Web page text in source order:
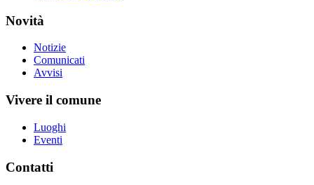
Novità
Notizie
Comunicati
Avvisi
Vivere il comune
Luoghi
Eventi
Contatti